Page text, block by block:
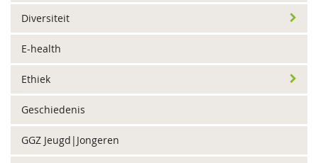
Diversiteit
E-health
Ethiek
Geschiedenis
GGZ Jeugd|Jongeren